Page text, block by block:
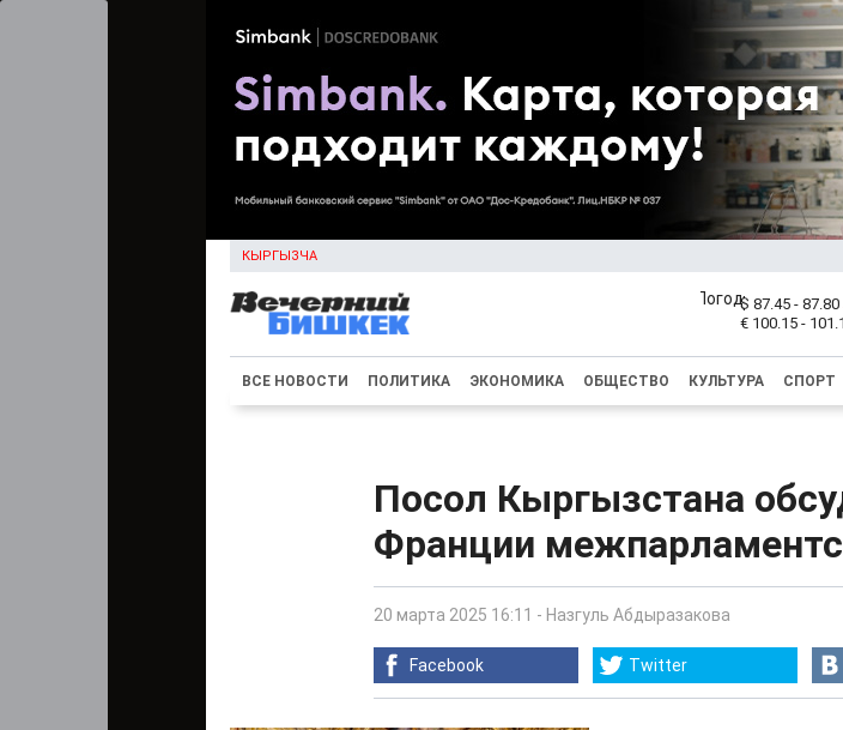
КЫРГЫЗЧА
$ 87.45 - 87.80
€ 100.15 -
ВСЕ НОВОСТИ ПОЛИТИКА ЭКОНОМИКА ОБЩЕСТВО КУЛЬТУРА СПОРТ
Посол Кыргызстана
Франции
20 марта 2025 16:11 - Назгуль Абдыразакова
Facebook Twitter